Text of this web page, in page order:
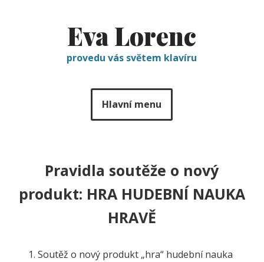
Eva Lorenc
provedu vás světem klavíru
Hlavní menu
Pravidla soutěže o nový
produkt: HRA HUDEBNÍ NAUKA
HRAVĚ
Soutěž o nový produkt „hra“ hudební nauka